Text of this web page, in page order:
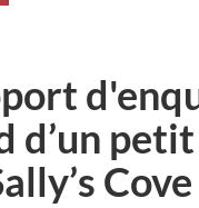
d’un